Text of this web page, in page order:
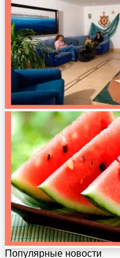
Популярные новости